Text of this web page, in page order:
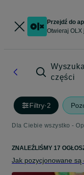
Przejdź do
Otwieraj
części
Filtry·2
Dla Ciebie wszystko -
ZNALEŹLIŚMY 17
Jak pozycjonowane są